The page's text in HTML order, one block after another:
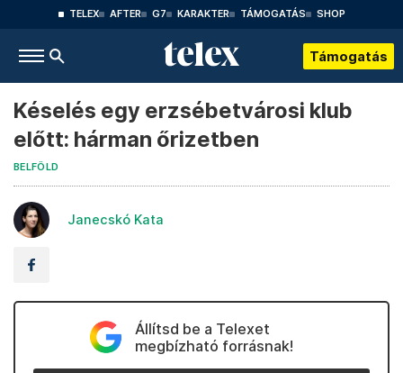
TELEX AFTER G7 KARAKTER TÁMOGATÁS SHOP
Támogatás
Késelés egy erzsébetvárosi klub
előtt: hárman őrizetben
BELFÖLD
Janecskó Kata
Állítsd be a Telexet
megbízható forrásnak!